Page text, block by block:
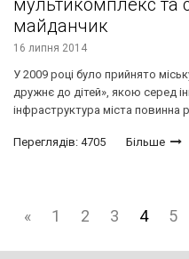
майданчик
16 липня 2014
У 2009 році було прийнято
дружнє до дітей», якою серед
інфраструктура міста повинна
Переглядів: 4705 Більше
« 1 2 3 4 5